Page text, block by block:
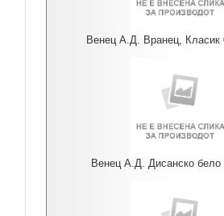
Венец А.Д. Вранец, Класик
Венец А.Д. Дисанско